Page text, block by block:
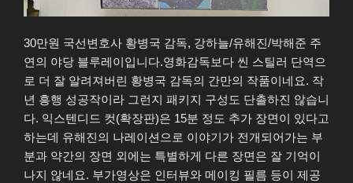
30만원 국선변호사 황병국 감독, 강하늘/유해진/박해준 주
연의 야당 블루레이입니다.영화감독보다 씬 스틸러 단역으
로 더 잘 알려져버린 황병국 감독의 간만의 작품이네요. 작
년 흥행 성공작이라 그런지 패키지 구성도 단촐하진 않습니
다. 익스텐디드 컷(확장판)은 15분 정도 추가 장면이 있다고
하는데 유해진의 나레이션으로 이야기가 전개되어가는 부
분과 약간의 장면 외에는 특별하게 다른 장면은 잘 기억이
나지 않네요. 부가영상은 인터뷰와 메이킹 필름 등이 제공